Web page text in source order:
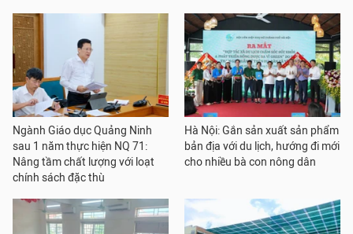
Ngành Giáo dục Quảng Ninh
sau 1 năm thực hiện NQ 71:
Nâng tầm chất lượng với loạt
chính sách đặc thù
Hà Nội: Gắn sản xuất sản phẩm
bản địa với du lịch, hướng đi mới
cho nhiều bà con nông dân